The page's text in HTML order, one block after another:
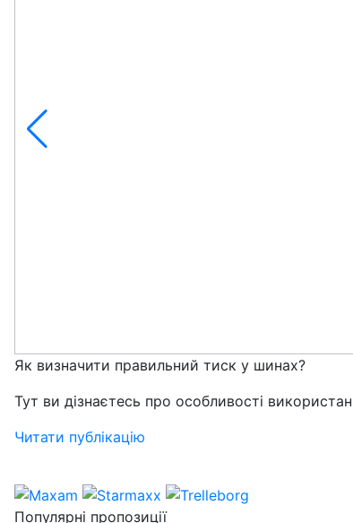
Як визначити правильний тиск у шинах?
Тут ви дізнаєтесь про особливості
Читати публікацію
Популярні пропозиції